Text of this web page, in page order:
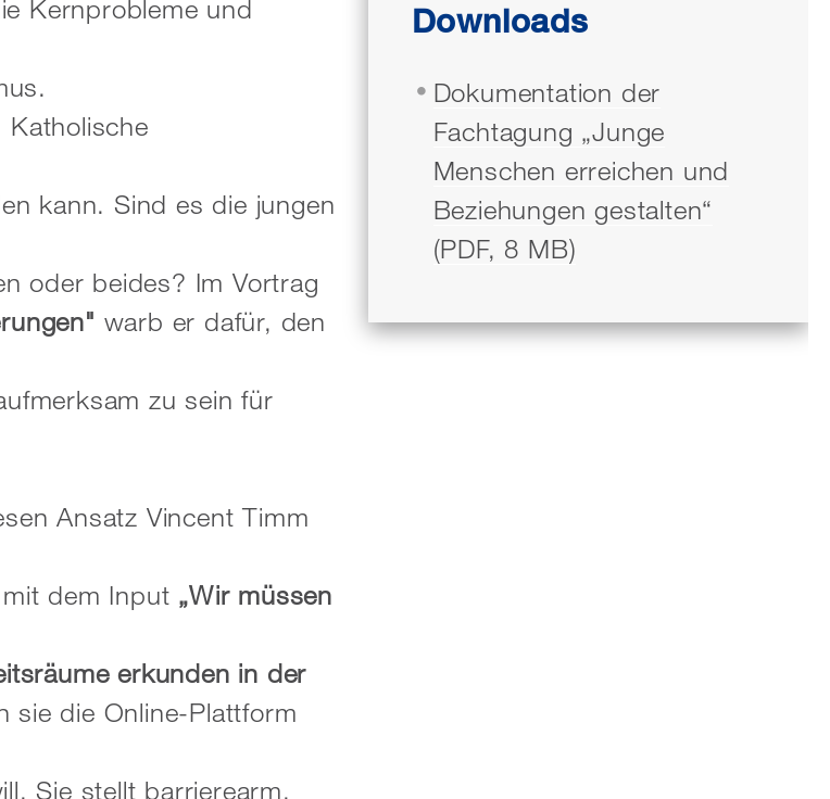
Kernprobleme und
Katholische
kann. Sind es die jungen
oder beides? Im Vortrag
warb er dafür, den
zu sein für
Ansatz Vincent Timm
dem Input „Wir müssen
erkunden in der
sie die Online-Plattform
Sie stellt barrierearm,
Downloads
Dokumentation der
Fachtagung „Junge
Menschen erreichen und
Beziehungen gestalten“
(PDF, 8 MB)